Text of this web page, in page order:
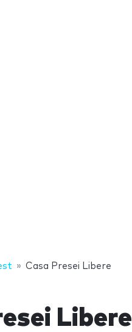
Casa Presei Libere
Libere